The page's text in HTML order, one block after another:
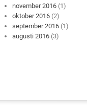
november 2016 (1)
oktober 2016 (2)
september 2016 (1)
augusti 2016 (3)